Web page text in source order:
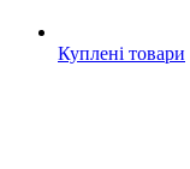
Куплені товари